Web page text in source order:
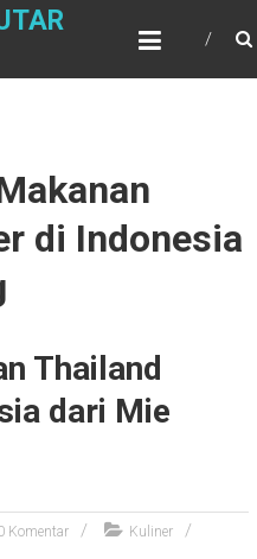
di Indonesia
Thailand
dari Mie
Komentar Kuliner